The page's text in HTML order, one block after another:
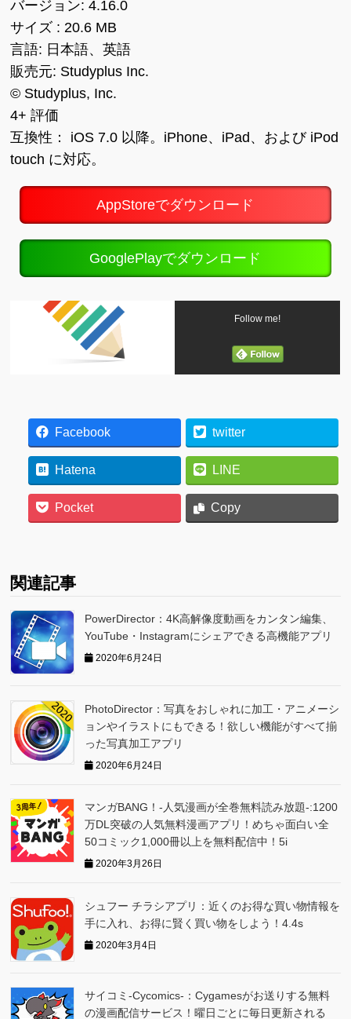
バージョン: 4.16.0
サイズ : 20.6 MB
言語: 日本語、英語
販売元: Studyplus Inc.
© Studyplus, Inc.
4+ 評価
互換性： iOS 7.0 以降。iPhone、iPad、および iPod
touch に対応。
AppStoreでダウンロード
GooglePlayでダウンロード
Follow me!
Facebook twitter
Hatena LINE
Pocket Copy
関連記事
PowerDirector：4K高解像度動画をカンタン編集、
YouTube・Instagramにシェアできる高機能アプリ
2020年6月24日
PhotoDirector：写真をおしゃれに加工・アニメーシ
ョンやイラストにもできる！欲しい機能がすべて揃
った写真加工アプリ
2020年6月24日
マンガBANG！-人気漫画が全巻無料読み放題-:1200
万DL突破の人気無料漫画アプリ！めちゃ面白い全
50コミック1,000冊以上を無料配信中！5i
2020年3月26日
シュフー チラシアプリ：近くのお得な買い物情報を
手に入れ、お得に賢く買い物をしよう！4.4s
2020年3月4日
サイコミ-Cycomics-：Cygamesがお送りする無料
の漫画配信サービス！曜日ごとに毎日更新される